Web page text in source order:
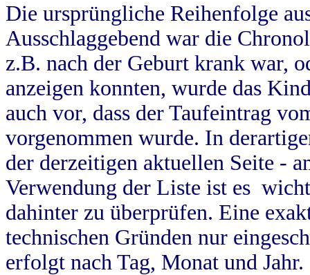
Die ursprüngliche Reihenfolge
Ausschlaggebend war die
z.B. nach der Geburt krank war,
anzeigen konnten, wurde das
auch vor, dass der Taufeintrag
vorgenommen wurde. In
der derzeitigen aktuellen Seite -
Verwendung der Liste ist es
dahinter zu überprüfen. Eine
technischen Gründen nur
erfolgt nach Tag, Monat und Jahr.